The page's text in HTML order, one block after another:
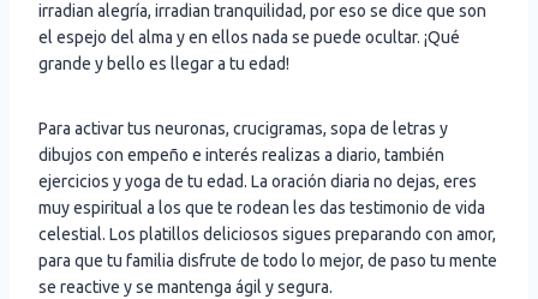
irradian alegría, irradian tranquilidad, por eso se dice que son
el espejo del alma y en ellos nada se puede ocultar. ¡Qué
grande y bello es llegar a tu edad!
Para activar tus neuronas, crucigramas, sopa de letras y
dibujos con empeño e interés realizas a diario, también
ejercicios y yoga de tu edad. La oración diaria no dejas, eres
muy espiritual a los que te rodean les das testimonio de vida
celestial. Los platillos deliciosos sigues preparando con amor,
para que tu familia disfrute de todo lo mejor, de paso tu mente
se reactive y se mantenga ágil y segura.